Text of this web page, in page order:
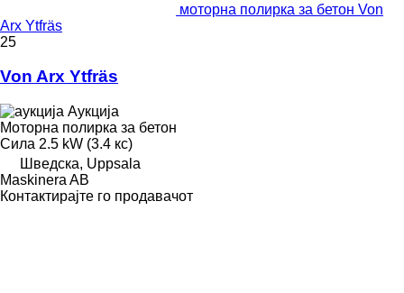
моторна полирка за бетон Von
Arx Ytfräs
25
Von Arx Ytfräs
Аукција
Моторна полирка за бетон
Сила 2.5 kW (3.4 кс)
Шведска, Uppsala
Maskinera AB
Контактирајте го продавачот